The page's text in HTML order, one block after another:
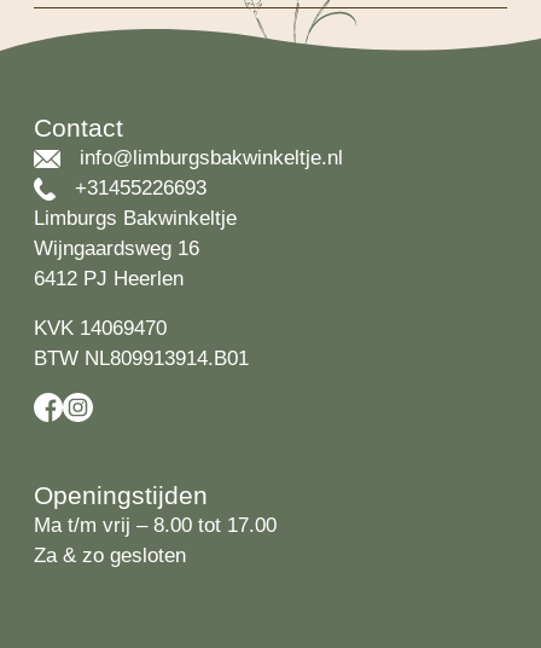
Contact
info@limburgsbakwinkeltje.nl
+31455226693
Limburgs Bakwinkeltje
Wijngaardsweg 16
6412 PJ Heerlen
KVK 14069470
BTW NL809913914.B01
Openingstijden
Ma t/m vrij – 8.00 tot 17.00
Za & zo gesloten